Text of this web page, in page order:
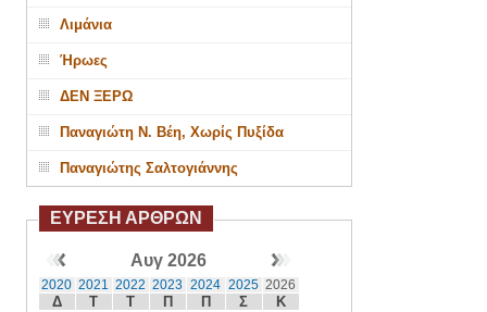
Λιμάνια
Ήρωες
ΔΕΝ ΞΕΡΩ
Παναγιώτη Ν. Βέη, Χωρίς Πυξίδα
Παναγιώτης Σαλτογιάννης
ΕΥΡΕΣΗ ΑΡΘΡΩΝ
Αυγ 2026
2020 2021 2022 2023 2024 2025 2026
Δ Τ Τ Π Π Σ Κ